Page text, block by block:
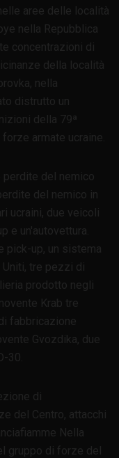
aree delle località
nella Repubblica
concentrazioni di
della località
nella
distrutto un
della 79ª
armate ucraine.
perdite del nemico
del nemico in
ucraini, due veicoli
e un'autovettura.
pick-up, un sistema
tre pezzi di
prodotto negli
Krab tre
fabbricazione
Gvozdika, due
30.
di
del Centro, attacchi
Nella
gruppo di forze del